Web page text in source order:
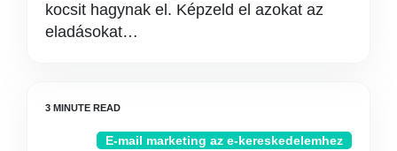
kocsit hagynak el. Képzeld el azokat az
eladásokat…
E-mail marketing az e-kereskedelemhez